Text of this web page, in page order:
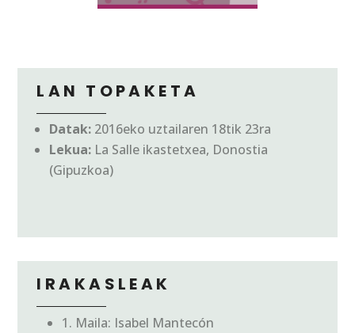
LAN TOPAKETA
Datak: 2016eko uztailaren 18tik 23ra
Lekua: La Salle ikastetxea, Donostia
(Gipuzkoa)
IRAKASLEAK
1. Maila: Isabel Mantecón